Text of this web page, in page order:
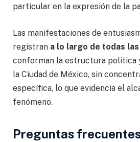
particular en la expresión de la
Las manifestaciones de
registran a lo largo de todas
conforman la estructura política
la Ciudad de México, sin
específica, lo que evidencia el
fenómeno.
Preguntas